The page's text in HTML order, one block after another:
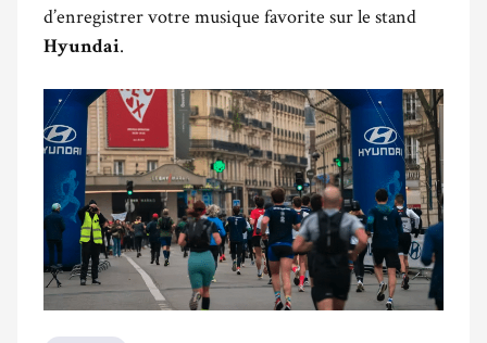
d’enregistrer votre musique favorite sur le stand
Hyundai.